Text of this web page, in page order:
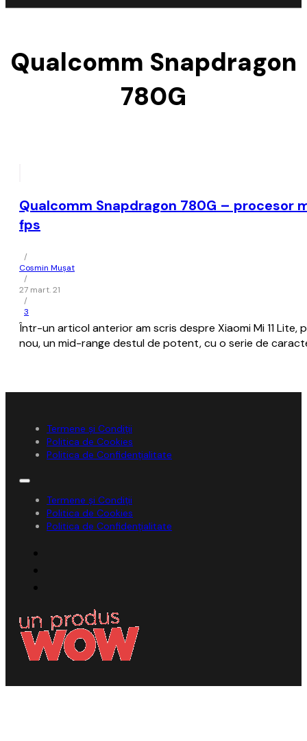
Qualcomm Snapdragon
780G
Qualcomm Snapdragon 780G – procesor
fps
/
Cosmin Mușat
/
27 mart. 21
/
3
Într-un articol anterior am scris despre Xiaomi Mi 11
nou, un mid-range destul de potent, cu o serie de
Termene și Condiții
Politica de Cookies
Politica de Confidențialitate
Termene și Condiții
Politica de Cookies
Politica de Confidențialitate